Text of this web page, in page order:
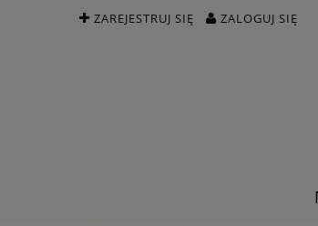
ZAREJESTRUJ SIĘ ZALOGUJ SIĘ